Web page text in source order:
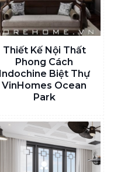
Thiết Kế Nội Thất
Phong Cách
Indochine Biệt Thự
VinHomes Ocean
Park